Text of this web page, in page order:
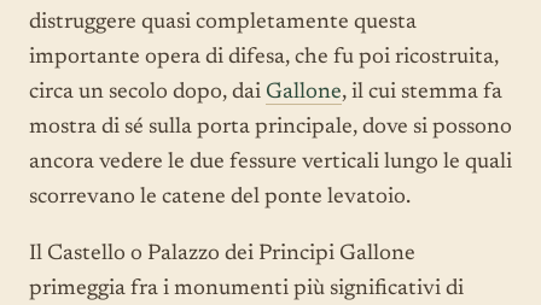
distruggere quasi completamente questa
importante opera di difesa, che fu poi ricostruita,
circa un secolo dopo, dai Gallone, il cui stemma fa
mostra di sé sulla porta principale, dove si possono
ancora vedere le due fessure verticali lungo le quali
scorrevano le catene del ponte levatoio.
Il Castello o Palazzo dei Principi Gallone
primeggia fra i monumenti più significativi di